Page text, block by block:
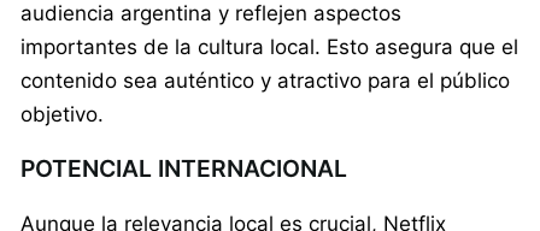
audiencia argentina y reflejen aspectos
importantes de la cultura local. Esto asegura que el
contenido sea auténtico y atractivo para el público
objetivo.
POTENCIAL INTERNACIONAL
Aunque la relevancia local es crucial, Netflix